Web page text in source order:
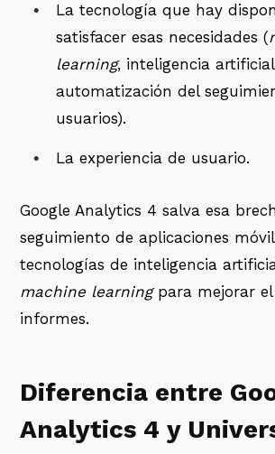
La tecnología que hay
satisfacer esas necesidades (
learning, inteligencia
automatización del
usuarios).
La experiencia de usuario.
Google Analytics 4 salva esa
seguimiento de aplicaciones
tecnologías de inteligencia
machine learningpara mejorar
informes.
Diferencia entre
Analytics 4 y